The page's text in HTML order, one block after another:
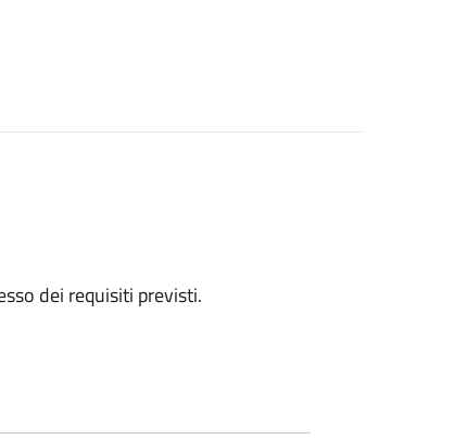
dei requisiti previsti.